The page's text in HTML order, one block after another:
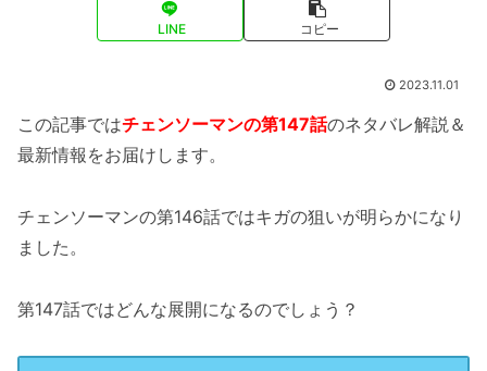
LINE コピー
2023.11.01
この記事ではチェンソーマンの第147話のネタバレ解説＆
最新情報をお届けします。
チェンソーマンの第146話ではキガの狙いが明らかになり
ました。
第147話ではどんな展開になるのでしょう？